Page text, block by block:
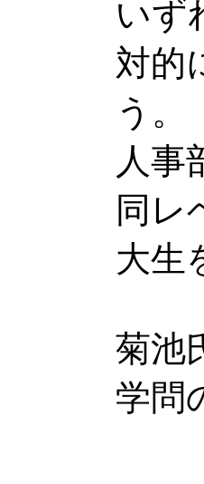
いず
対的
う。
人事
同レ
大生
菊池
学問